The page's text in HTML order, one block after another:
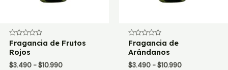
Valorado
con
0
5
Fragancia de Frutos
Rojos
$3.490 - $10.990Rango
Valorado
con
0
5
Fragancia de
Arándanos
$3.490 - $10.990Rango